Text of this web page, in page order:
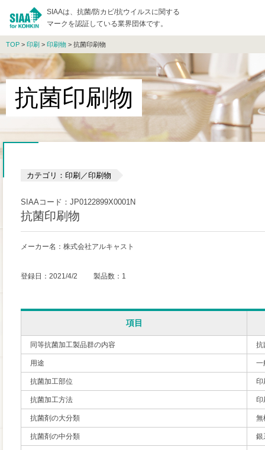
SIAAは、抗菌/防カビ/抗ウイルスに関する
マークを認証している業界団体です。
TOP > 印刷 > 印刷物 > 抗菌印刷物
抗菌印刷物
カテゴリ：印刷／印刷物
SIAAコード：JP0122899X0001N
抗菌印刷物
メーカー名：株式会社アルキャスト
登録日：2021/4/2 製品数：1
項目
同等抗菌加工製品群の内容 抗
用途 一
抗菌加工部位 印
抗菌加工方法 印
抗菌剤の大分類 無
抗菌剤の中分類 銀